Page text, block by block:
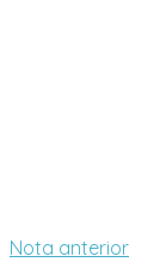
Nota anterior